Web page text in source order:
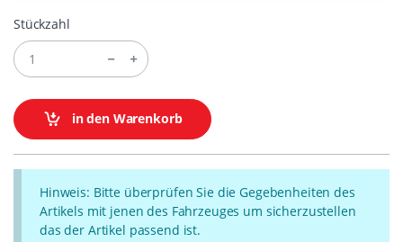
Stückzahl
in den Warenkorb
Hinweis: Bitte überprüfen Sie die Gegebenheiten des
Artikels mit jenen des Fahrzeuges um sicherzustellen
das der Artikel passend ist.